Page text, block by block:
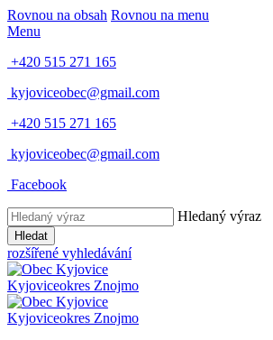
Rovnou na obsah Rovnou na menu
Menu
+420 515 271 165
kyjoviceobec@gmail.com
+420 515 271 165
kyjoviceobec@gmail.com
Facebook
Hledaný výraz
Hledat
rozšířené vyhledávání
Kyjoviceokres Znojmo
Kyjoviceokres Znojmo